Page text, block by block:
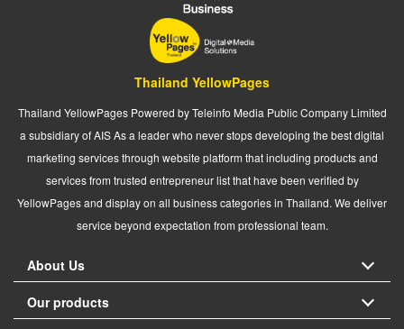
Thailand YellowPages
Thailand YellowPages Powered by Teleinfo Media Public Company Limited
a subsidiary of AIS As a leader who never stops developing the best digital
marketing services through website platform that including products and
services from trusted entrepreneur list that have been verified by
YellowPages and display on all business categories in Thailand. We deliver
service beyond expectation from professional team.
About Us
Our products